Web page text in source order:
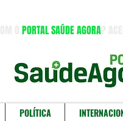
PORTAL SAÚDE AGORA?
POLÍTICA